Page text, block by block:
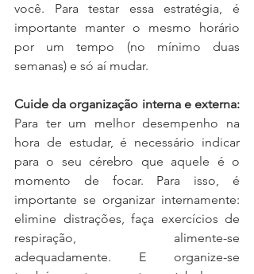
você. Para testar essa estratégia, é
importante manter o mesmo horário
por um tempo (no mínimo duas
semanas) e só aí mudar.
Para ter um melhor desempenho na
hora de estudar, é necessário indicar
para o seu cérebro que aquele é o
momento de focar. Para isso, é
importante se organizar internamente:
elimine distrações, faça exercícios de
respiração, alimente-se
adequadamente. E organize-se